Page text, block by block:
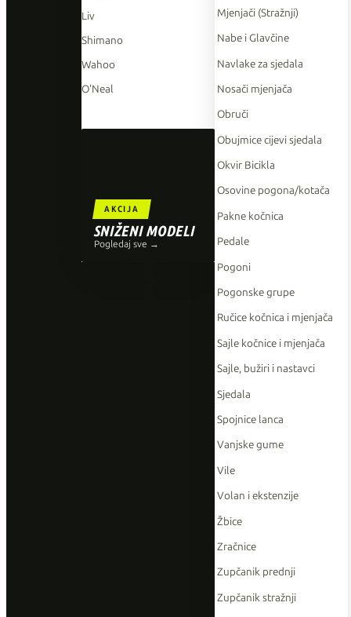
Liv
Shimano
Wahoo
O'Neal
AKCIJA
SNIŽENI MODELI
Pogledaj sve →
Mjenjači (Stražnji)
Nabe i Glavčine
Navlake za sjedala
Nosači mjenjača
Obruči
Obujmice cijevi sjedala
Okvir Bicikla
Osovine pogona/kotača
Pakne kočnica
Pedale
Pogoni
Pogonske grupe
Ručice kočnica i mjenjača
Sajle kočnice i mjenjača
Sajle, bužiri i nastavci
Sjedala
Spojnice lanca
Vanjske gume
Vile
Volan i ekstenzije
Žbice
Zračnice
Zupčanik prednji
Zupčanik stražnji